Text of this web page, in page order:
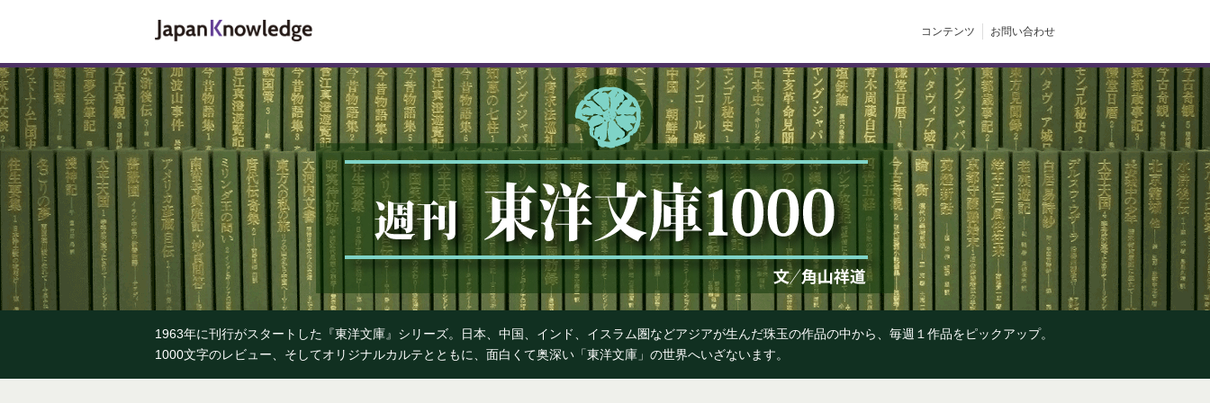
コンテンツ お問い合わせ
1963年に刊行がスタートした『東洋文庫』シリーズ。日本、中国、インド、イスラム圏などアジアが生んだ珠玉の作品の中から、毎週１作品をピックアップ。
1000文字のレビュー、そしてオリジナルカルテとともに、面白くて奥深い「東洋文庫」の世界へいざないます。